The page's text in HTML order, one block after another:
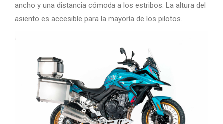
ancho y una distancia cómoda a los estribos. La altura del
asiento es accesible para la mayoría de los pilotos.